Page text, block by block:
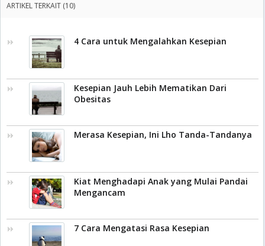
ARTIKEL TERKAIT (10)
4 Cara untuk Mengalahkan Kesepian
Kesepian Jauh Lebih Mematikan Dari
Obesitas
Merasa Kesepian, Ini Lho Tanda-Tandanya
Kiat Menghadapi Anak yang Mulai Pandai
Mengancam
7 Cara Mengatasi Rasa Kesepian